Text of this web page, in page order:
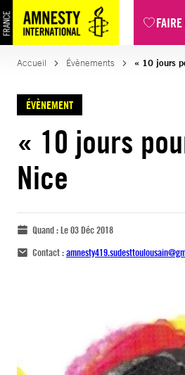
Accueil Évènements « 10 jours
ÉVÈNEMENT
« 10 jours
Nice
Quand :Le 03 Déc 2018
Contact :